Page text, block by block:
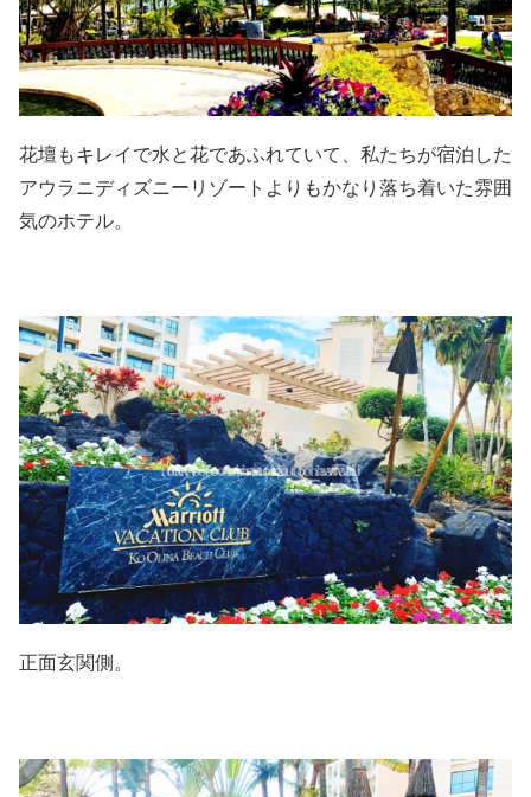
花壇もキレイで水と花であふれていて、私たちが宿泊した
アウラニディズニーリゾートよりもかなり落ち着いた雰囲
気のホテル。
正面玄関側。